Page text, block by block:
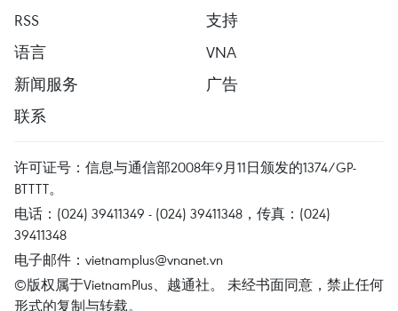
RSS
支持
语言
VNA
新闻服务
广告
联系
许可证号：信息与通信部2008年9月11日颁发的1374/GP-
BTTTT。
电话：(024) 39411349 - (024) 39411348，传真：(024)
39411348
电子邮件： vietnamplus@vnanet.vn
©版权属于VietnamPlus、越通社。 未经书面同意，禁止任何
形式的复制与转载。